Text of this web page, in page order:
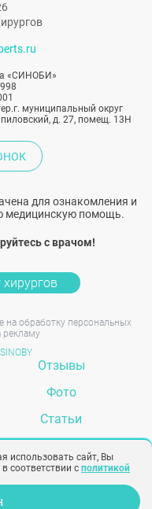
«СИНОБИ»
муниципальный округ
д. 27, помещ. 13Н
для ознакомления и
медицинскую помощь.
с врачом!
на обработку персональных
рекламу
SINOBY
Отзывы
Фото
Статьи
использовать сайт, Вы
в соответствии с политикой